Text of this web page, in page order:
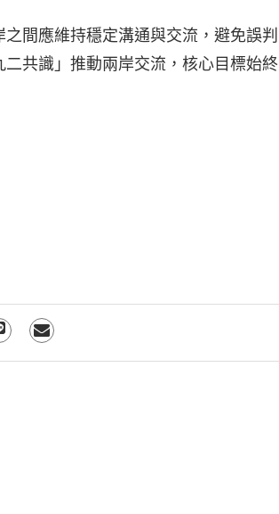
間應維持穩定溝通與交流，避免誤判
共識」推動兩岸交流，核心目標始終